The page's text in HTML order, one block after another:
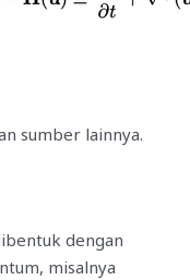
sumber lainnya.
dengan
misalnya